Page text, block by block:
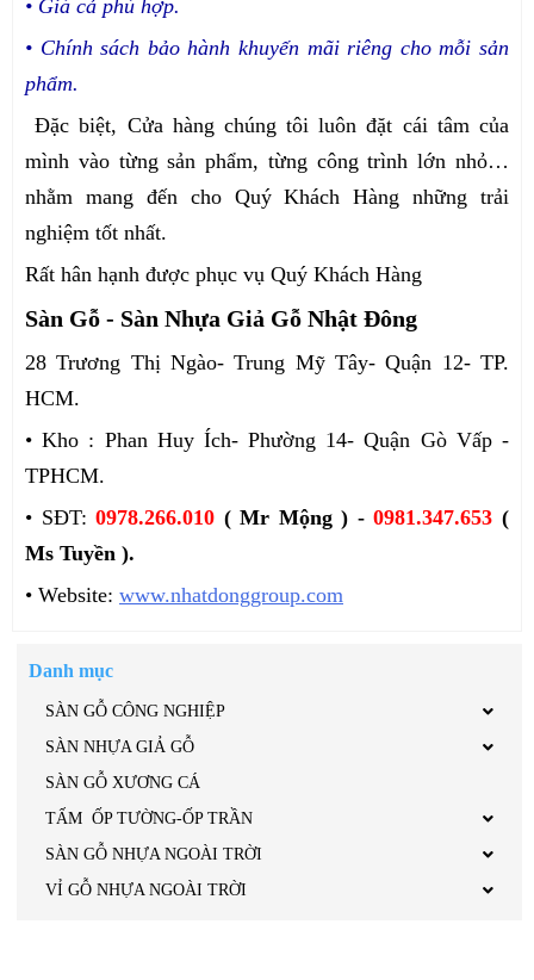
• Giá cả phù hợp.
• Chính sách bảo hành khuyến mãi riêng cho mỗi sản
phẩm.
Đặc biệt, Cửa hàng chúng tôi luôn đặt cái tâm của
mình vào từng sản phẩm, từng công trình lớn nhỏ…
nhằm mang đến cho Quý Khách Hàng những trải
nghiệm tốt nhất.
Rất hân hạnh được phục vụ Quý Khách Hàng
Sàn Gỗ - Sàn Nhựa Giả Gỗ Nhật Đông
28 Trương Thị Ngào- Trung Mỹ Tây- Quận 12- TP.
HCM.
• Kho : Phan Huy Ích- Phường 14- Quận Gò Vấp -
TPHCM.
• SĐT:0978.266.010 ( Mr Mộng ) -0981.347.653 (
Ms Tuyền ).
• Website: www.nhatdonggroup.com
Danh mục
SÀN GỖ CÔNG NGHIỆP
SÀN NHỰA GIẢ GỖ
SÀN GỖ XƯƠNG CÁ
TẤM ỐP TƯỜNG-ỐP TRẦN
SÀN GỖ NHỰA NGOÀI TRỜI
VỈ GỖ NHỰA NGOÀI TRỜI